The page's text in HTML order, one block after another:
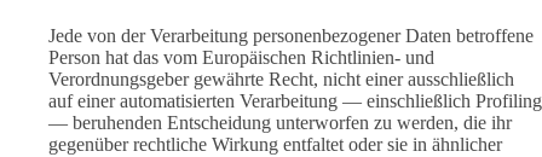
Jede von der Verarbeitung personenbezogener Daten betroffene
Person hat das vom Europäischen Richtlinien- und
Verordnungsgeber gewährte Recht, nicht einer ausschließlich
auf einer automatisierten Verarbeitung — einschließlich Profiling
— beruhenden Entscheidung unterworfen zu werden, die ihr
gegenüber rechtliche Wirkung entfaltet oder sie in ähnlicher